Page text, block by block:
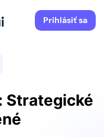
Prihlásiť sa
Strategické